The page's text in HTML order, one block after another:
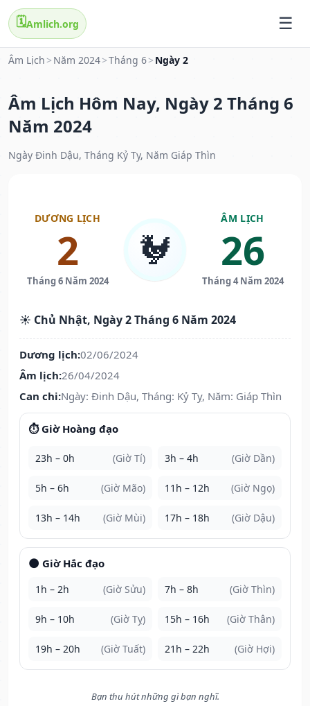
🗓️Amlich.org
Âm Lịch > Năm 2024>Tháng 6> Ngày 2
Âm Lịch Hôm Nay, Ngày 2 Tháng 6
Năm 2024
Ngày Đinh Dậu, Tháng Kỷ Tỵ, Năm Giáp Thìn
DƯƠNG LỊCH
2
Tháng 6 Năm 2024
🐓
ÂM LỊCH
26
Tháng 4 Năm 2024
☀️ Chủ Nhật, Ngày 2 Tháng 6 Năm 2024
Dương lịch:02/06/2024
Âm lịch:26/04/2024
Can chi:Ngày: Đinh Dậu, Tháng: Kỷ Tỵ, Năm: Giáp Thìn
⏱️ Giờ Hoàng đạo
23h – 0h (Giờ Tí) 3h – 4h (Giờ Dần)
5h – 6h (Giờ Mão) 11h – 12h (Giờ Ngọ)
13h – 14h (Giờ Mùi) 17h – 18h (Giờ Dậu)
🌑 Giờ Hắc đạo
1h – 2h (Giờ Sửu) 7h – 8h (Giờ Thìn)
9h – 10h (Giờ Tỵ) 15h – 16h (Giờ Thân)
19h – 20h (Giờ Tuất) 21h – 22h (Giờ Hợi)
Bạn thu hút những gì bạn nghĩ.